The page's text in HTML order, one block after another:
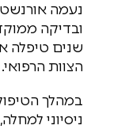
נעמה
ובדיקה
שנים טיפלה
הצוות הרפואי.
במהלך
ניסיוני